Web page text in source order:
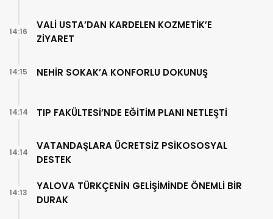
VALİ USTA’DAN KARDELEN KOZMETİK’E
ZİYARET
14:16
NEHİR SOKAK’A KONFORLU DOKUNUŞ
14:15
TIP FAKÜLTESİ’NDE EĞİTİM PLANI NETLEŞTİ
14:14
VATANDAŞLARA ÜCRETSİZ PSİKOSOSYAL
DESTEK
14:14
YALOVA TÜRKÇENİN GELİŞİMİNDE ÖNEMLİ BİR
DURAK
14:13